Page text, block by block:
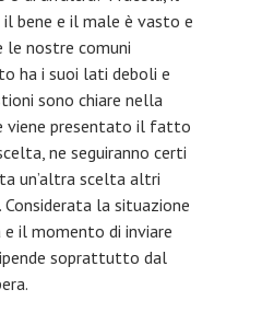
bene e il male è vasto e
nostre comuni
ha i suoi lati deboli e
sono chiare nella
viene presentato il fatto
ne seguiranno certi
un’altra scelta altri
la situazione
il momento di inviare
soprattutto dal